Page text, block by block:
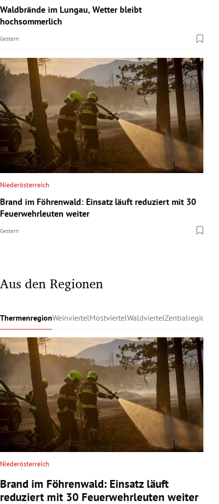
Waldbrände im Lungau, Wetter bleibt
hochsommerlich
Gestern
Niederösterreich
Brand im Föhrenwald: Einsatz läuft reduziert mit 30
Feuerwehrleuten weiter
Gestern
Aus den Regionen
ThermenregionWeinviertelMostviertelWaldviertelZentralregion
Niederösterreich
Brand im Föhrenwald: Einsatz läuft
reduziert mit 30 Feuerwehrleuten weiter